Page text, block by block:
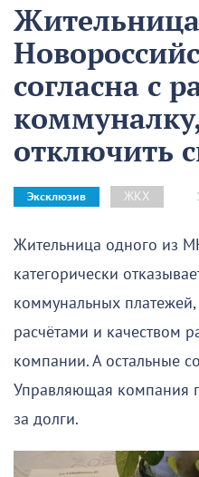
Жительница
согласна с
отключить
Эксклюзив ЖКХ
Жительница одного из
категорически
коммунальных платежей,
расчётами и качеством
компании. А остальные
Управляющая компания
за долги.